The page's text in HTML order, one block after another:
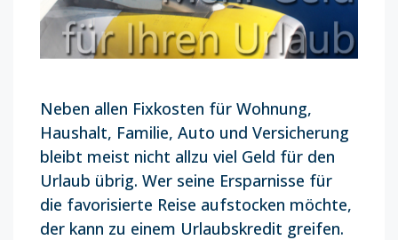
Neben allen Fixkosten für Wohnung,
Haushalt, Familie, Auto und Versicherung
bleibt meist nicht allzu viel Geld für den
Urlaub übrig. Wer seine Ersparnisse für
die favorisierte Reise aufstocken möchte,
der kann zu einem Urlaubskredit greifen.